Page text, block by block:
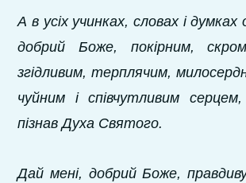
А в усіх учинках, словах і
добрий Боже, покірним,
згідливим, терплячим,
чуйним і співчутливим
пізнав Духа Святого.
Дай мені, добрий Боже,